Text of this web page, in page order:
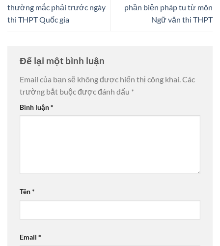
thường mắc phải trước ngày
thi THPT Quốc gia
phần biện pháp tu từ môn
Ngữ văn thi THPT
Để lại một bình luận
Email của bạn sẽ không được hiển thị công khai. Các
trường bắt buộc được đánh dấu *
Bình luận*
Tên*
Email *